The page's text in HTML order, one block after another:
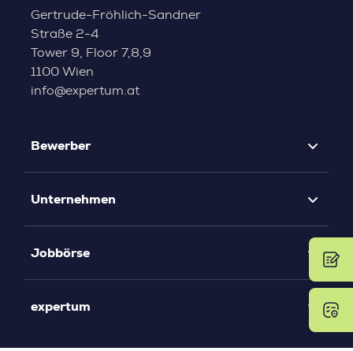
Gertrude-Fröhlich-Sandner
Straße 2-4
Tower 9, Floor 7,8,9
1100 Wien
info@expertum.at
Bewerber
Unternehmen
Jobbörse
expertum